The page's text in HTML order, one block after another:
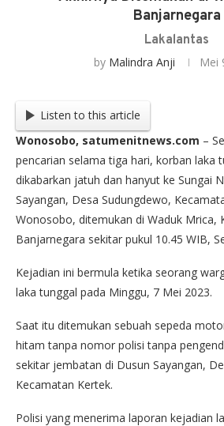
Banjarnegara
Lakalantas
by Malindra Anji Mei
Listen to this article
Wonosobo, satumenitnews.com –
pencarian selama tiga hari, korban laka
dikabarkan jatuh dan hanyut ke Sungai
Sayangan, Desa Sudungdewo,
Wonosobo, ditemukan di Waduk Mrica,
Banjarnegara sekitar pukul 10.45 WIB,
Kejadian ini bermula ketika seorang
laka tunggal pada Minggu, 7 Mei 2023.
Saat itu ditemukan sebuah sepeda
hitam tanpa nomor polisi tanpa
sekitar jembatan di Dusun Sayangan,
Kecamatan Kertek.
Polisi yang menerima laporan kejadian